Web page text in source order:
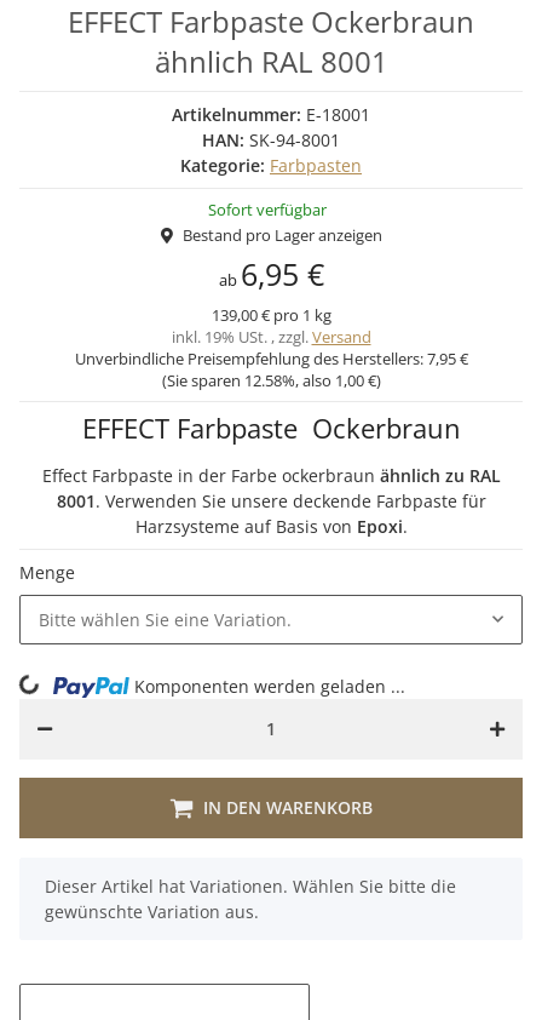
EFFECT Farbpaste Ockerbraun
ähnlich RAL 8001
Artikelnummer: E-18001
HAN: SK-94-8001
Kategorie: Farbpasten
Sofort verfügbar
Bestand pro Lager anzeigen
ab 6,95 €
139,00 € pro 1 kg
inkl. 19% USt. , zzgl. Versand
Unverbindliche Preisempfehlung des Herstellers:7,95 €
(Sie sparen 12.58%, also 1,00 €)
EFFECT Farbpaste Ockerbraun
Effect Farbpaste in der Farbe ockerbraun ähnlich zu RAL
8001. Verwenden Sie unsere deckende Farbpaste für
Harzsysteme auf Basis von Epoxi.
Menge
Bitte wählen Sie eine Variation.
IN DEN WARENKORB
Komponenten werden geladen ...
x
Dieser Artikel hat Variationen. Wählen Sie bitte die
gewünschte Variation aus.